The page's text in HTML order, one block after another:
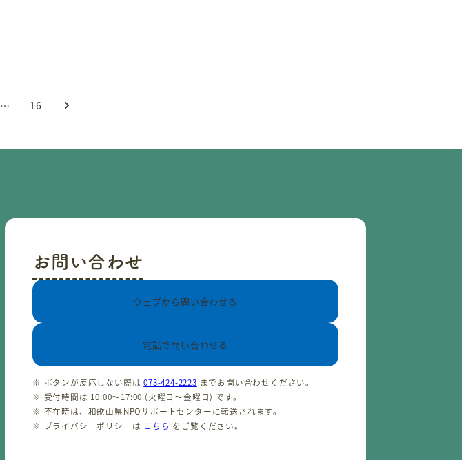
… 16
お問い合わせ
ウェブから問い合わせる
電話で問い合わせる
※ ボタンが反応しない際は073-424-2223 までお問い合わせください。
※ 受付時間は 10:00〜17:00 (火曜日〜金曜日) です。
※ 不在時は、和歌山県NPOサポートセンターに転送されます。
※ プライバシーポリシーは こちら をご覧ください。